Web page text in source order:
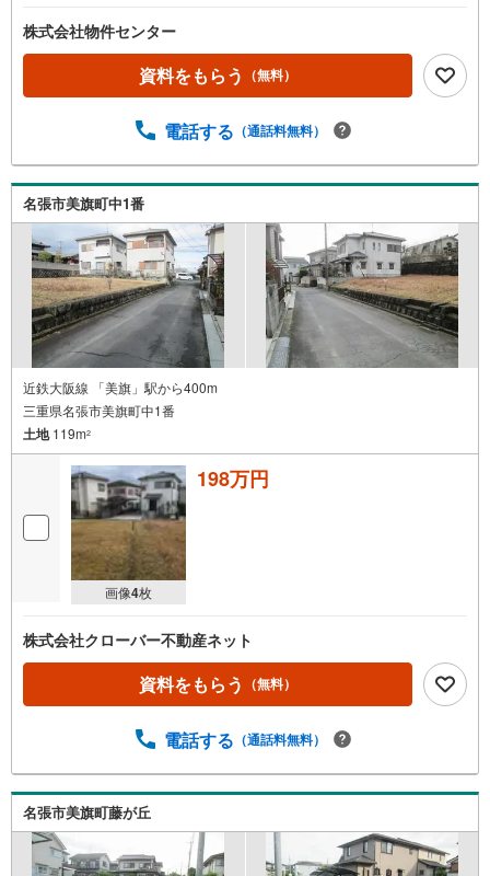
株式会社物件センター
資料をもらう （無料）
電話する （通話料無料）
名張市美旗町中1番
近鉄大阪線 「美旗」駅から400m
三重県名張市美旗町中1番
土地119m2
画像4枚
198万円
株式会社クローバー不動産ネット
資料をもらう （無料）
電話する （通話料無料）
名張市美旗町藤が丘